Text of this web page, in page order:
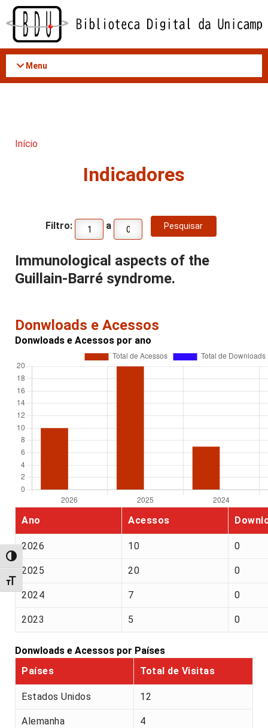
Acessar
conteúdo
Alternar alto contraste
Alternar tamanho da fonte
Menu
Início
Indicadores
Filtro: a
Immunological aspects of the
Guillain-Barré syndrome.
Donwloads e Acessos
Donwloads e Acessos por ano
Ano Acessos
2026 10 0
2025 20 0
2024 7 0
2023 5 0
Donwloads e Acessos por Países
Países
Total de Visitas
Estados Unidos 12
Alemanha 4